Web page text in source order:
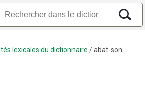
lexicales du dictionnaire /abat-son